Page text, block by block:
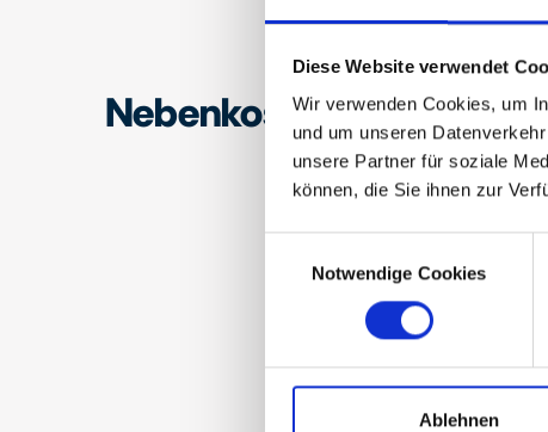
Diese Website verwendet
Wir verwenden Cookies, um
und um unseren
unsere Partner für soziale
können, die Sie ihnen zur
SelectionNotwendige Cookies
Ablehnen
Nebenkosten